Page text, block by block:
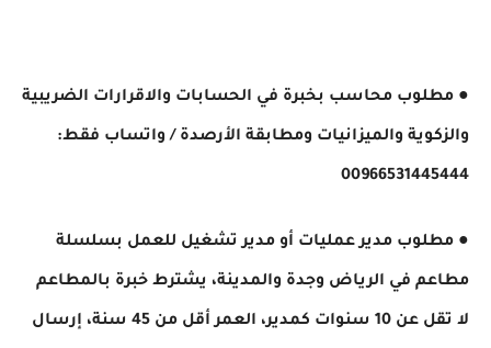
● مطلوب محاسب بخبرة في الحسابات والاقرارات الضريبية
والزكوية والميزانيات ومطابقة الأرصدة ​/ واتساب فقط:
00966531445444
● مطلوب مدير عمليات أو مدير تشغيل للعمل بسلسلة
مطاعم في الرياض وجدة والمدينة، يشترط خبرة بالمطاعم
لا تقل عن 10 سنوات كمدير، العمر أقل من 45 سنة، إرسال